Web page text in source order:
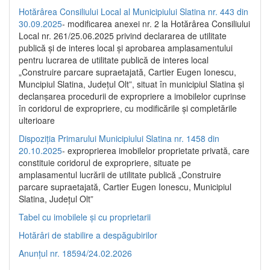
Hotărârea Consiliului Local al Municipiului Slatina nr. 443 din
30.09.2025- modificarea anexei nr. 2 la Hotărârea Consiliului
Local nr. 261/25.06.2025 privind declararea de utilitate
publică şi de interes local şi aprobarea amplasamentului
pentru lucrarea de utilitate publică de interes local
„Construire parcare supraetajată, Cartier Eugen Ionescu,
Muncipiul Slatina, Judeţul Olt”, situat în municipiul Slatina şi
declanşarea procedurii de expropriere a imobilelor cuprinse
în coridorul de expropriere, cu modificările şi completările
ulterioare
Dispoziția Primarului Municipiului Slatina nr. 1458 din
20.10.2025- exproprierea imobilelor proprietate privată, care
constituie coridorul de expropriere, situate pe
amplasamentul lucrării de utilitate publică „Construire
parcare supraetajată, Cartier Eugen Ionescu, Municipiul
Slatina, Județul Olt”
Tabel cu imobilele și cu proprietarii
Hotărâri de stabilire a despăgubirilor
Anunțul nr. 18594/24.02.2026